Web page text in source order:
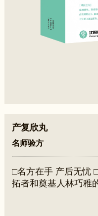
产复欣丸
名师验方
□名方在手 产后无忧 □组方源于中国妇产科学的开
拓者和奠基人林巧稚